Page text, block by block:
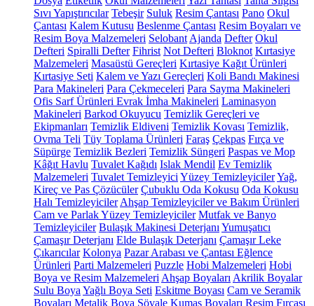
Sıvı Yapıştırıcılar Tebeşir Suluk Resim Çantası Pano Okul
Çantası Kalem Kutusu Beslenme Çantası Resim Boyaları ve
Resim Boya Malzemeleri Selobant Ajanda Defter Okul
Defteri Spiralli Defter Fihrist Not Defteri Bloknot Kırtasiye
Malzemeleri Masaüstü Gereçleri Kırtasiye Kağıt Ürünleri
Kırtasiye Seti Kalem ve Yazı Gereçleri Koli Bandı Makinesi
Para Makineleri Para Çekmeceleri Para Sayma Makineleri
Ofis Sarf Ürünleri Evrak İmha Makineleri Laminasyon
Makineleri Barkod Okuyucu Temizlik Gereçleri ve
Ekipmanları Temizlik Eldiveni Temizlik Kovası Temizlik,
Ovma Teli Tüy Toplama Ürünleri Faraş Çekpas Fırça ve
Süpürge Temizlik Bezleri Temizlik Süngeri Paspas ve Mop
Kâğıt Havlu Tuvalet Kağıdı Islak Mendil Ev Temizlik
Malzemeleri Tuvalet Temizleyici Yüzey TemizleyicilerYağ,
Kireç ve Pas Çözücüler Çubuklu Oda Kokusu Oda Kokusu
Halı Temizleyiciler Ahşap Temizleyiciler ve Bakım Ürünleri
Cam ve Parlak Yüzey Temizleyiciler Mutfak ve Banyo
Temizleyiciler Bulaşık Makinesi Deterjanı Yumuşatıcı
Çamaşır Deterjanı Elde Bulaşık Deterjanı Çamaşır Leke
Çıkarıcılar Kolonya Pazar Arabası ve Çantası Eğlence
Ürünleri Parti Malzemeleri Puzzle Hobi Malzemeleri Hobi
Boya ve Resim Malzemeleri Ahşap Boyaları Akrilik Boyalar
Sulu Boya Yağlı Boya Seti Eskitme Boyası Cam ve Seramik
Boyaları Metalik Boya Şövale Kumaş Boyaları Resim Fırçası